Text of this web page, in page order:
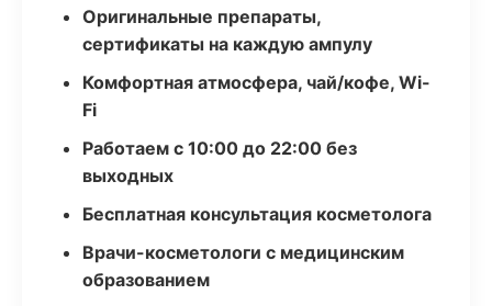
Оригинальные препараты,
сертификаты на каждую ампулу
Комфортная атмосфера, чай/кофе, Wi-
Fi
Работаем с 10:00 до 22:00 без
выходных
Бесплатная консультация косметолога
Врачи-косметологи с медицинским
образованием